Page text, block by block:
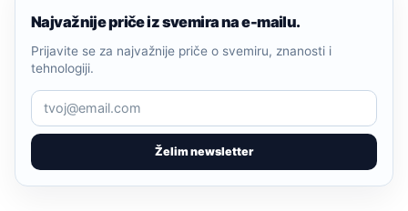
Najvažnije priče iz svemira na e-mailu.
Želim newsletter
Prijavite se za najvažnije priče o svemiru, znanosti i
tehnologiji.